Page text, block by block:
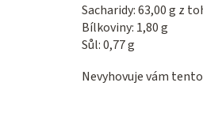
Sacharidy: 63,00 g z
Bílkoviny: 1,80 g
Sůl: 0,77 g
Nevyhovuje vám